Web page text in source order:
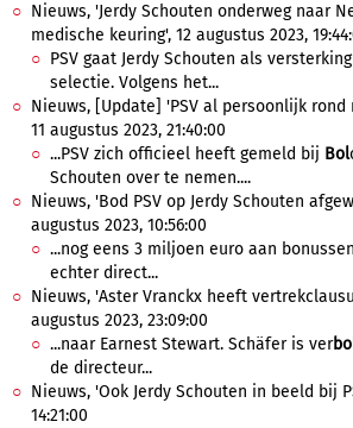
Nieuws, 'Jerdy Schouten onderweg naar
medische keuring', 12 augustus 2023,
PSV gaat Jerdy Schouten als
selectie. Volgens het...
Nieuws, [Update] 'PSV al persoonlijk rond
11 augustus 2023, 21:40:00
...PSV zich officieel heeft gemeld bij Bol
Schouten over te nemen....
Nieuws, 'Bod PSV op Jerdy Schouten
augustus 2023, 10:56:00
...nog eens 3 miljoen euro aan
echter direct...
Nieuws, 'Aster Vranckx heeft
augustus 2023, 23:09:00
...naar Earnest Stewart. Schäfer is ver
de directeur...
Nieuws, 'Ook Jerdy Schouten in beeld bij
14:21:00